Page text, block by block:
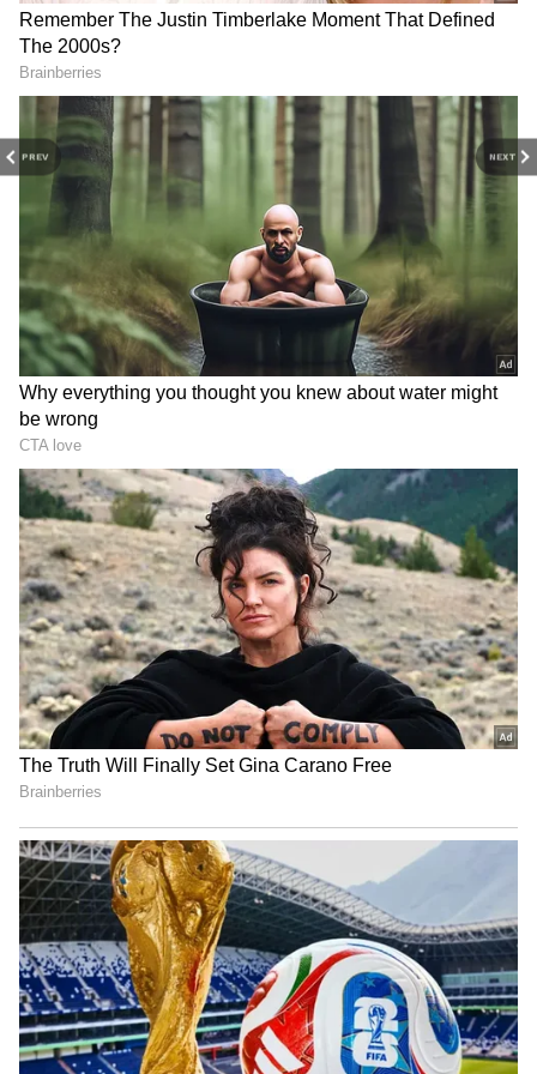
PREV NEXT
Image Credit :
புதிய ஓய்வூதிய திட்டம்
2003ம் ஆண்டு ஏப்ரல் 1ம் தேதி முதல்
தமிழ்நாட்டில் பழைய ஓய்வூதியத் திட்டம்
ரத்து செய்யப்பட்டு, பங்களிப்புடன் கூடிய
புதிய ஓய்வூதிய திட்டம் (NPS - சிபிஎஸ்)
அமல்படுத்தப்பட்டது. தற்போது மொத்த
அரசு ஊழியர் மற்றும் ஆசிரியர்களில் சுமார்
70 சதவீதம் பேர் இந்தப் புதிய திட்டத்தின்
கீழ் பணியாற்றி வருகின்றனர். இதில் 7,864
பேர் பணியில் இருக்கும் போதே பல்வேறு
காரணங்களால் இறந்துள்ளனர். 45,625 பேர்
ஓய்வு பெற்றுள்ளனர்.